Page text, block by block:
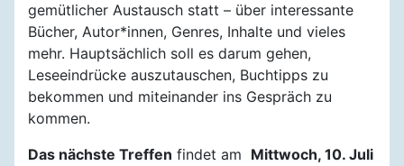
gemütlicher Austausch statt – über interessante
Bücher, Autor*innen, Genres, Inhalte und vieles
mehr. Hauptsächlich soll es darum gehen,
Leseeindrücke auszutauschen, Buchtipps zu
bekommen und miteinander ins Gespräch zu
kommen.
Das nächste Treffen findet am Mittwoch, 10. Juli